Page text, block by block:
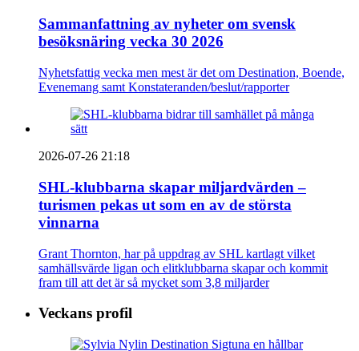
Sammanfattning av nyheter om svensk
besöksnäring vecka 30 2026
Nyhetsfattig vecka men mest är det om Destination, Boende,
Evenemang samt Konstateranden/beslut/rapporter
2026-07-26 21:18
SHL-klubbarna skapar miljardvärden –
turismen pekas ut som en av de största
vinnarna
Grant Thornton, har på uppdrag av SHL kartlagt vilket
samhällsvärde ligan och elitklubbarna skapar och kommit
fram till att det är så mycket som 3,8 miljarder
Veckans profil